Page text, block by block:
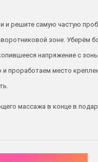
и решите самую частую
зоне. Уберём
напряжение с
проработаем место
массажа в конце в